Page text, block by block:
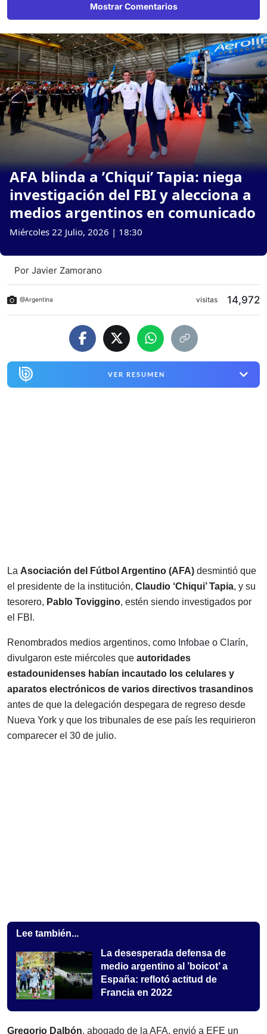
Mostrar Comentarios
AFA blinda a ’Chiqui’ Tapia: niega
investigación del FBI y alecciona a
medios argentinos en comunicado
Miércoles 22 Julio, 2026 | 18:30
Por Javier Zamorano
@Argentina visitas 14,972
VER RESUMEN
La Asociación del Fútbol Argentino (AFA) desmintió que
el presidente de la institución, Claudio ‘Chiqui’ Tapia, y su
tesorero, Pablo Toviggino, estén siendo investigados por
el FBI.
Renombrados medios argentinos, como Infobae o Clarín,
divulgaron este miércoles que autoridades
estadounidenses habían incautado los celulares y
aparatos electrónicos de varios directivos trasandinos
antes de que la delegación despegara de regreso desde
Nueva York y que los tribunales de ese país les requirieron
comparecer el 30 de julio.
Lee también...
La desesperada defensa de
medio argentino al ’boicot’ a
España: reflotó actitud de
Francia en 2022
Gregorio Dalbón, abogado de la AFA, envió a EFE un